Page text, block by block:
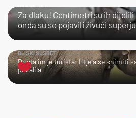
ČOVJEČE…
Za dlaku! Centimetri su ih
onda su se pojavili živući
BLISKI SUSRET
Dosta im je turista: Htjela se snimiti
požalila